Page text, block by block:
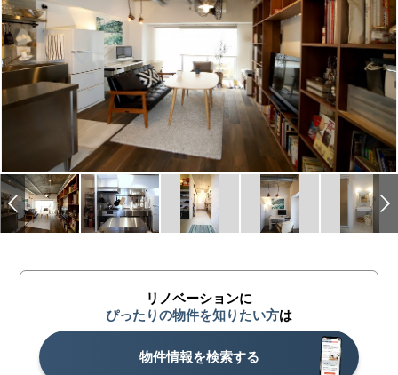
リノベーションに
ぴったりの物件を知りたい方は
物件情報を検索する